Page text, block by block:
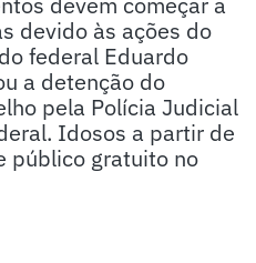
devido às ações do
federal Eduardo
a detenção do
pela Polícia Judicial
Idosos a partir de
público gratuito no